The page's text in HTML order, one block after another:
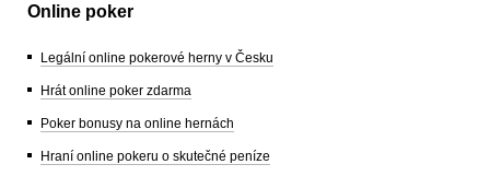
Online poker
Legální online pokerové herny v Česku
Hrát online poker zdarma
Poker bonusy na online hernách
Hraní online pokeru o skutečné peníze